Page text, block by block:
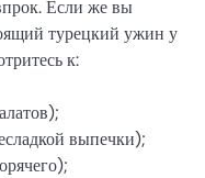
Если же вы
турецкий ужин у
к:
выпечки);